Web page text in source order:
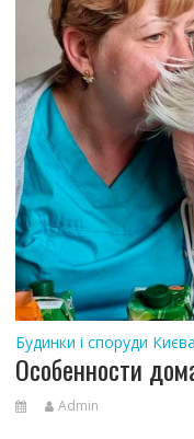
Будинки і споруди Києва
Особенности
Admin